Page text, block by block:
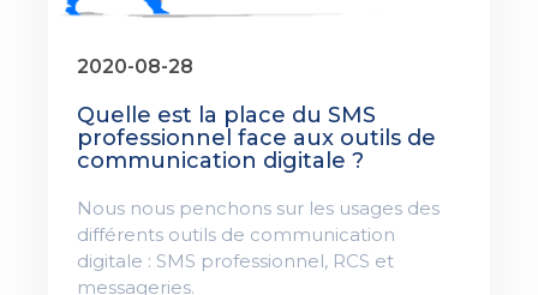
2020-08-28
Quelle est la place du SMS
professionnel face aux outils de
communication digitale ?
Nous nous penchons sur les usages des
différents outils de communication
digitale : SMS professionnel, RCS et
messageries.